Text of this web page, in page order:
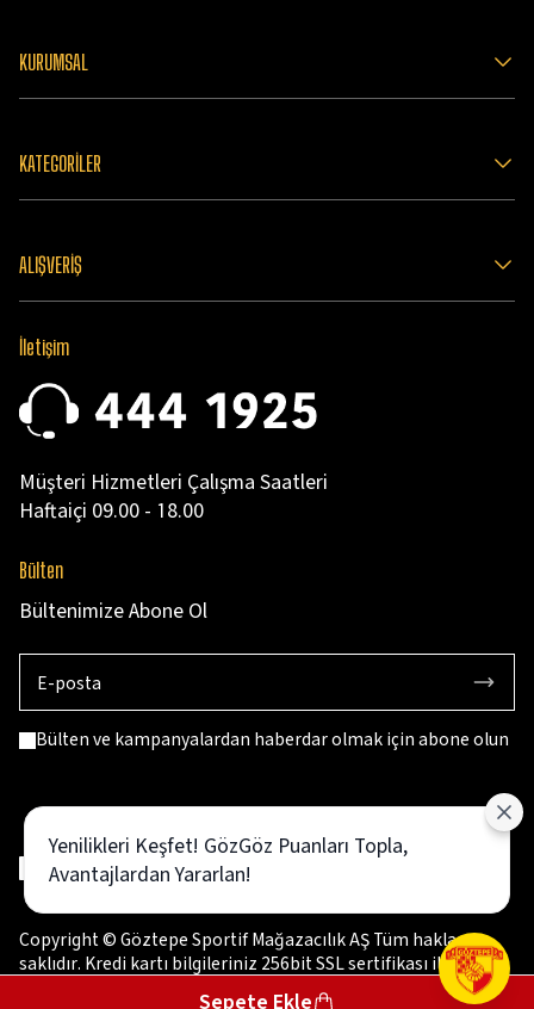
Sepete Ekle
KURUMSAL
KATEGORİLER
ALIŞVERİŞ
İletişim
Müşteri Hizmetleri Çalışma Saatleri
Haftaiçi 09.00 - 18.00
Bülten
Bültenimize Abone Ol
Bülten ve kampanyalardan haberdar olmak için abone olun
Copyright © Göztepe Sportif Mağazacılık AŞ Tüm hakları
saklıdır. Kredi kartı bilgileriniz 256bit SSL sertifikası ile
Yenilikleri Keşfet! GözGöz Puanları Topla,
Avantajlardan Yararlan!